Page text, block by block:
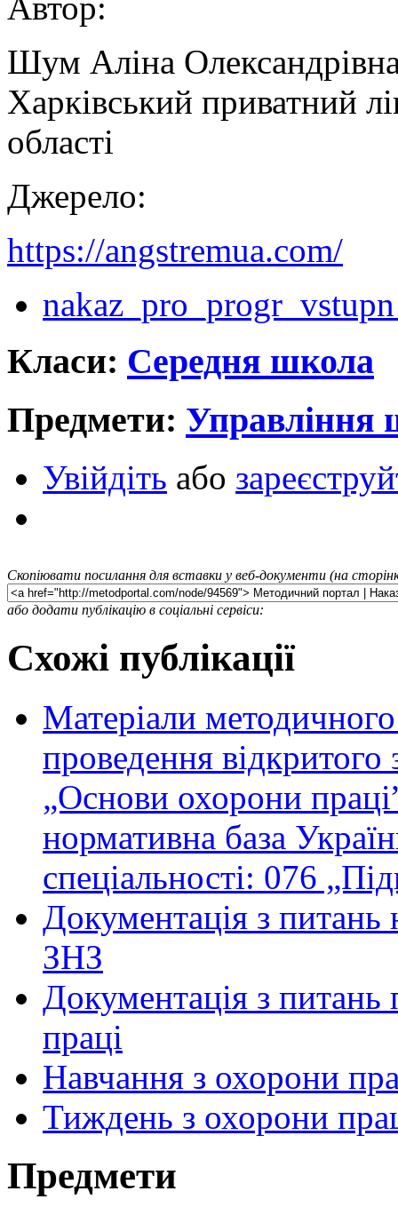
Шум Аліна
Харківський приватний
області
Джерело:
https://angstremua.com/
Класи: Середня школа
Предмети: Управління
Увійдіть або
Скопіювати посилання для вставки у веб-документи (на
або додати публікацію в соціальні сервіси:
Схожі публікації
Матеріали методичного
проведення відкритого
„Основи охорони
нормативна база
спеціальності: 076
Документація з
ЗНЗ
Документація з питань
праці
Навчання з охорони
Тиждень з охорони
Предмети